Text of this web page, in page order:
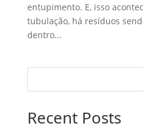
entupimento. E, isso
tubulação, há resíduos
dentro...
Recent Posts